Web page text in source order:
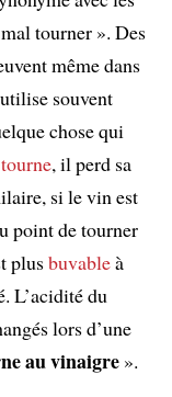
tourner ». Des
même dans
souvent
chose qui
tourne, il perd sa
si le vin est
point de tourner
plusbuvableà
L’acidité du
lors d’une
au vinaigre».